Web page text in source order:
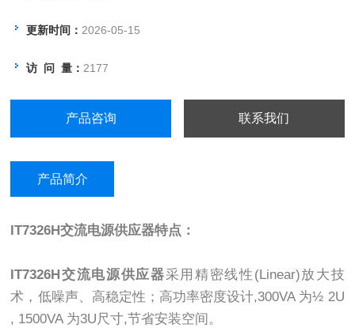
更新时间： 2026-05-15
访 问 量： 2177
产品咨询 联系我们
产品简介
IT7326H交流电源供应器特点：
IT7326H 交流电源供应器采用精密线性(Linear)放大技
术，低噪声、高稳定性；高功率密度设计,300VA 为½ 2U
, 1500VA 为3U尺寸,节省安装空间。